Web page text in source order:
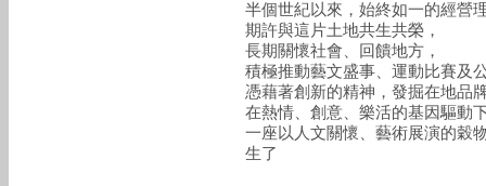
半個世紀以來，始終如一的經營
期許與這片土地共生共榮，
長期關懷社會、回饋地方，
積極推動藝文盛事、運動比賽及
憑藉著創新的精神，發掘在地品
在熱情、創意、樂活的基因驅動
一座以人文關懷、藝術展演的穀
生了